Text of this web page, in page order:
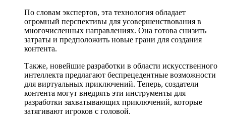
По словам экспертов, эта технология обладает
огромный перспективы для усовершенствования в
многочисленных направлениях. Она готова снизить
затраты и предположить новые грани для создания
контента.
Также, новейшие разработки в области искусственного
интеллекта предлагают беспрецедентные возможности
для виртуальных приключений. Теперь, создатели
контента могут внедрять эти инструменты для
разработки захватывающих приключений, которые
затягивают игроков с головой.